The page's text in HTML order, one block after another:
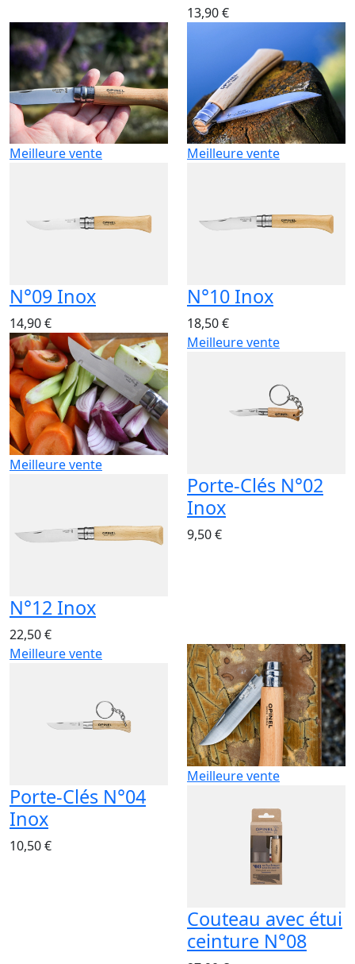
13,90 €
Meilleure vente
N°09 Inox
14,90 €
Meilleure vente
N°10 Inox
18,50 €
Meilleure vente
N°12 Inox
22,50 €
Meilleure vente
Porte-Clés N°02
Inox
9,50 €
Meilleure vente
Porte-Clés N°04
Inox
10,50 €
Meilleure vente
Couteau avec étui
ceinture N°08